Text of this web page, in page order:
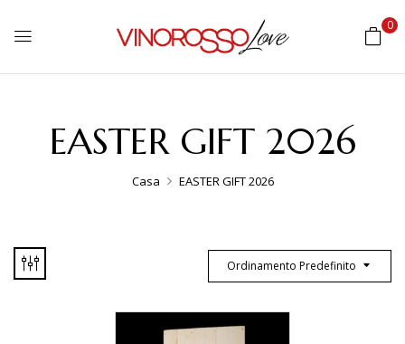
0
EASTER GIFT 2026
Casa EASTER GIFT 2026
Ordinamento Predefinito